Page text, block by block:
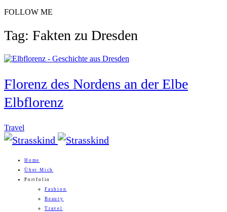
FOLLOW ME
Tag: Fakten zu Dresden
Florenz des Nordens an der Elbe
Elbflorenz
Travel
Home
Über Mich
Portfolio
Fashion
Beauty
Travel